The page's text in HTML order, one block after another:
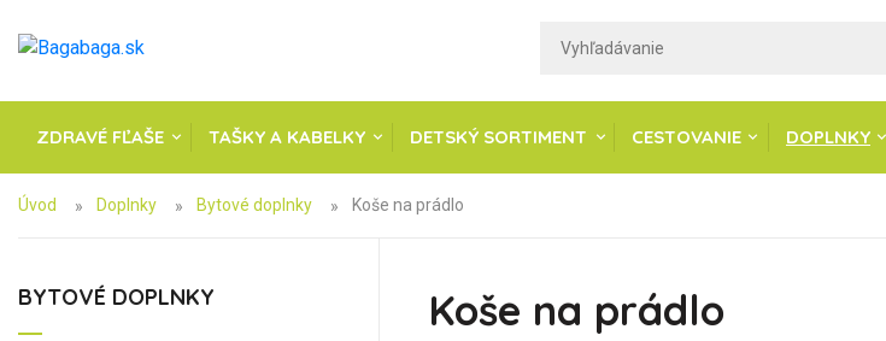
ZDRAVÉ FĽAŠE TAŠKY A KABELKY DETSKÝ SORTIMENT CESTOVANIE DOPLNKY
Úvod Doplnky Bytové doplnky Koše na prádlo
BYTOVÉ DOPLNKY Koše na prádlo